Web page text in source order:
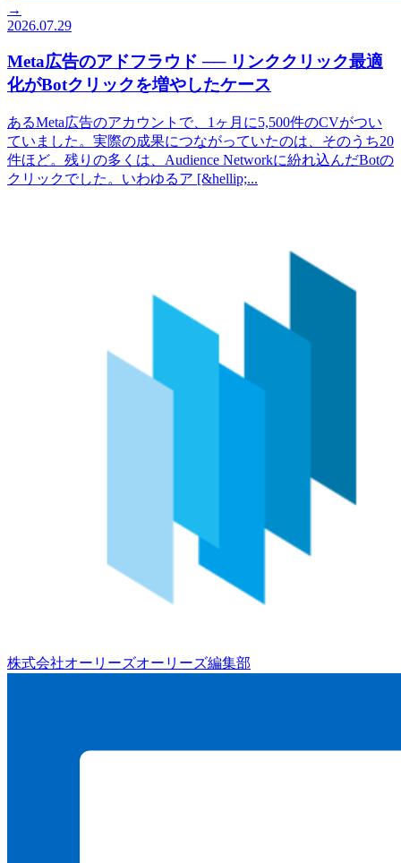
→
2026.07.29
Meta広告のアドフラウド ── リンククリック最適
化がBotクリックを増やしたケース
あるMeta広告のアカウントで、1ヶ月に5,500件のCVがつい
ていました。実際の成果につながっていたのは、そのうち20
件ほど。残りの多くは、Audience Networkに紛れ込んだBotの
クリックでした。いわゆるア [&hellip;...
株式会社オーリーズオーリーズ編集部